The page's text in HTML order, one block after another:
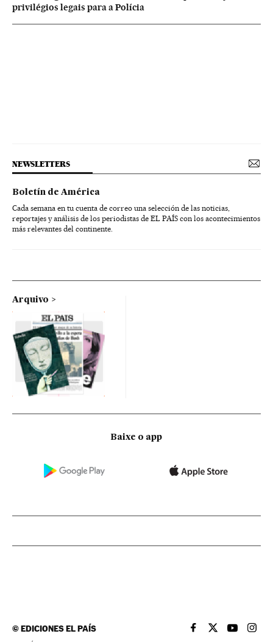
privilégios legais para a Polícia
NEWSLETTERS
Boletín de América
Cada semana en tu cuenta de correo una selección de las noticias,
reportajes y análisis de los periodistas de EL PAÍS con los acontecimientos
más relevantes del continente.
Arquivo
Baixe o app
©EDICIONES EL PAÍS EL PAÍS BRASIL EN
EL PAÍSEL PAÍS
EL